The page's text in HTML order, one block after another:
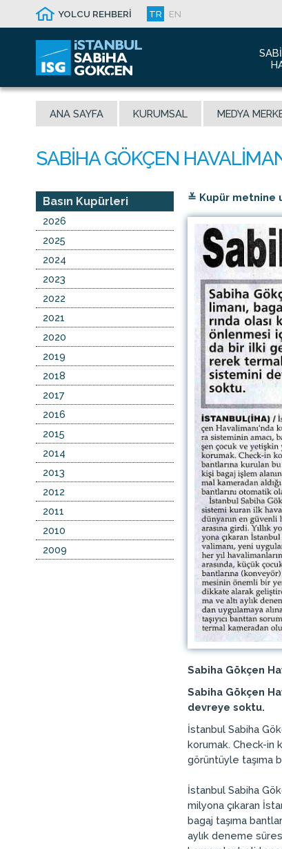
YOLCU REHBERİ TR EN
ANA SAYFA KURUMSAL MEDYA
≚ Kupür metnine
Sabiha Gökçen
Sabiha Gökçen
devreye soktu.
İstanbul Sabiha
korumak. Check-in
görüntüyle taşıma
İstanbul Sabiha
milyona çıkaran
bagaj taşıma
aylık deneme
Basın Kupürleri
2026
2025
2024
2023
2022
2021
2020
2019
2018
2017
2016
2015
2014
2013
2012
2011
2010
2009